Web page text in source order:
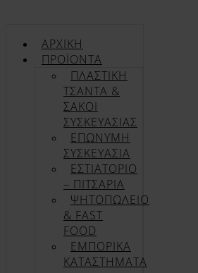
ΑΡΧΙΚΉ
ΠΡΟΪΌΝΤΑ
ΠΛΑΣΤΙΚΗ
ΤΣΑΝΤΑ &
ΣΑΚΟΙ
ΣΥΣΚΕΥΑΣΙΑΣ
ΕΠΏΝΥΜΗ
ΣΥΣΚΕΥΑΣΊΑ
ΕΣΤΙΑΤΟΡΙΟ
– ΠΙΤΣΑΡΙΑ
ΨΗΤΟΠΩΛΕΙΟ
& FAST
FOOD
ΕΜΠΟΡΙΚΑ
ΚΑΤΑΣΤΗΜΑΤΑ